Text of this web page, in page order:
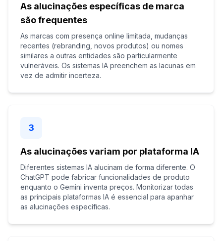
As alucinações específicas de marca
são frequentes
As marcas com presença online limitada, mudanças
recentes (rebranding, novos produtos) ou nomes
similares a outras entidades são particularmente
vulneráveis. Os sistemas IA preenchem as lacunas em
vez de admitir incerteza.
3
As alucinações variam por plataforma IA
Diferentes sistemas IA alucinam de forma diferente. O
ChatGPT pode fabricar funcionalidades de produto
enquanto o Gemini inventa preços. Monitorizar todas
as principais plataformas IA é essencial para apanhar
as alucinações específicas.